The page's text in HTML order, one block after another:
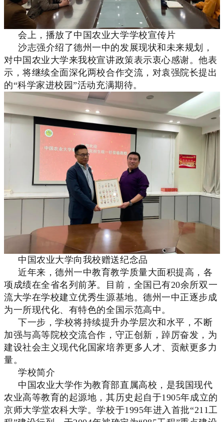
会上，播放了中国农业大学学校宣传片
沙志强介绍了德州一中的发展现状和未来规划，
对中国农业大学来我校宣讲政策表示衷心感谢。他表
示，将继续全面深化两校合作交流，对袁强院长提出
的“科学家进校园”活动充满期待。
中国农业大学向我校赠送纪念品
近年来，德州一中教育教学质量大面积提高，各
项成绩在全省名列前茅。目前，全国已有20余所双一
流大学在学校建立优秀生源基地。德州一中正逐步成
为一所现代化、有特色的全国示范高中。
下一步，学校将持续提升办学层次和水平，不断
加强与高等院校交流合作，守正创新，踔厉奋发，为
建设社会主义现代化国家培养更多人才、贡献更多力
量。
学校简介
中国农业大学作为教育部直属高校，是我国现代
农业高等教育的起源地，其历史起自于1905年成立的
京师大学堂农科大学。学校于1995年进入首批“211工